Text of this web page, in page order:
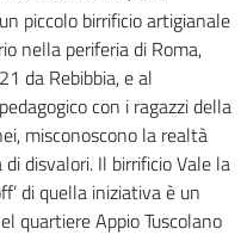
piccolo birrificio artigianale
nella periferia di Roma,
da Rebibbia, e al
con i ragazzi della
misconoscono la realtà
disvalori. Il birrificio Vale la
di quella iniziativa è un
quartiere Appio Tuscolano